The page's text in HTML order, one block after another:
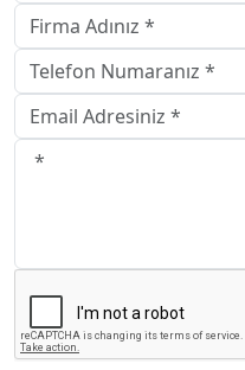
Firma Adınız
Telefon Numaranız
Email Adresiniz
Not